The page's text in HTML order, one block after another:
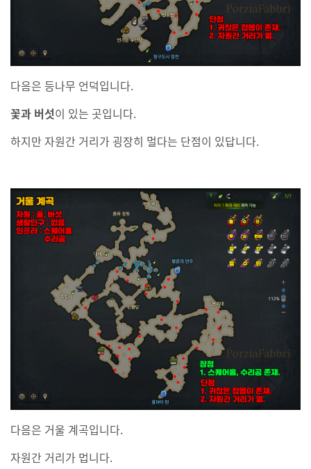
다음은 등나무 언덕입니다.
꽃과 버섯이 있는 곳입니다.
하지만 자원간 거리가 굉장히 멀다는 단점이 있답니다.
다음은 거울 계곡입니다.
자원간 거리가 멉니다.